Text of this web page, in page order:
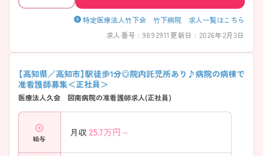
特定医療法人竹下会 竹下病院 求人一覧はこちら
求人番号 : 9892911 更新日 : 2026年2月3日
【高知県／高知市】駅徒歩1分◎院内託児所あり♪病院の病棟で
准看護師募集＜正社員＞
医療法人久会 図南病院の准看護師求人(正社員)
給与
月収 25.7万円～